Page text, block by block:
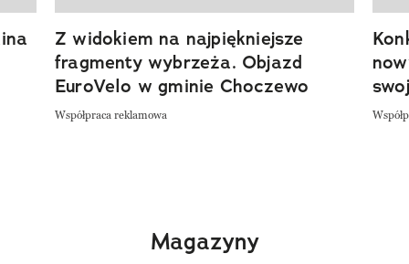
Z widokiem na najpiękniejsze
fragmenty wybrzeża. Objazd
EuroVelo w gminie Choczewo
Współpraca reklamowa
Magazyny